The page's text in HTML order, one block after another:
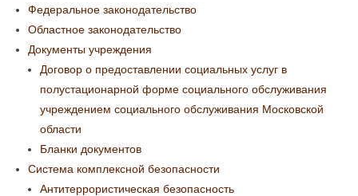
Федеральное законодательство
Областное законодательство
Документы учреждения
Договор о предоставлении социальных услуг в
полустационарной форме социального обслуживания
учреждением социального обслуживания Московской
области
Бланки документов
Система комплексной безопасности
Антитеррористическая безопасность